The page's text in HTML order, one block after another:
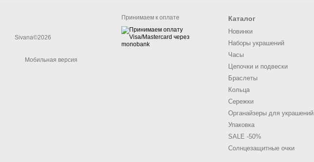
Sivana©2026
Мобильная версия
Принимаем к оплате Каталог
Новинки
Наборы украшений
Часы
Цепочки и подвески
Браслеты
Кольца
Сережки
Органайзеры для украшений
Упаковка
SALE -50%
Солнцезащитные очки